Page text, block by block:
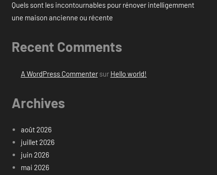
Quels sont les incontournables pour rénover intelligemment
une maison ancienne ou récente
Recent Comments
A WordPress Commentersur Hello world!
Archives
août 2026
juillet 2026
juin 2026
mai 2026